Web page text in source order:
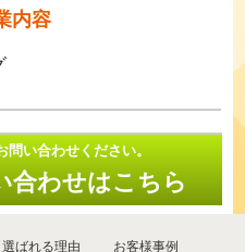
内容
い合わせください。
合わせはこちら
選ばれる理由 お客様事例